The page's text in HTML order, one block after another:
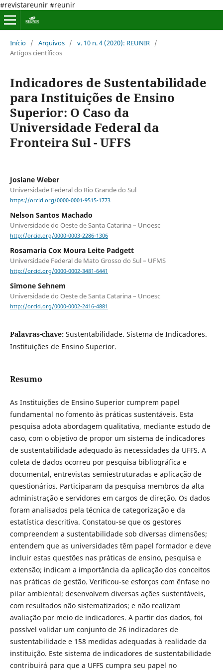
#revistareunir #reunir
Início / Arquivos / v. 10 n. 4 (2020): REUNIR /
Artigos científicos
Indicadores de Sustentabilidade
para Instituições de Ensino
Superior: O Caso da
Universidade Federal da
Fronteira Sul - UFFS
Josiane Weber
Universidade Federal do Rio Grande do Sul
https://orcid.org/0000-0001-9515-1773
Nelson Santos Machado
Universidade do Oeste de Santa Catarina – Unoesc
http://orcid.org/0000-0003-2286-1306
Rosamaria Cox Moura Leite Padgett
Universidade Federal de Mato Grosso do Sul – UFMS
http://orcid.org/0000-0002-3481-6441
Simone Sehnem
Universidade do Oeste de Santa Catarina – Unoesc
http://orcid.org/0000-0002-2416-4881
Palavras-chave: Sustentabilidade. Sistema de Indicadores.
Instituições de Ensino Superior.
Resumo
As Instituições de Ensino Superior cumprem papel
fundamental no fomento às práticas sustentáveis. Esta
pesquisa adota abordagem qualitativa, mediante estudo de
caso, com o objetivo de propor um sistema de indicadores
de sustentabilidade adequado às necessidades da UFFS. A
coleta de dados ocorreu por pesquisa bibliográfica e
documental, entrevistas semiestruturadas e aplicação de
questionários. Participaram da pesquisa membros da alta
administração e servidores em cargos de direção. Os dados
foram analisados pela técnica de categorização e da
estatística descritiva. Constatou-se que os gestores
compreendem a sustentabilidade sob diversas dimensões;
entendem que as universidades têm papel formador e deve
incluir estas questões nas práticas de ensino, pesquisa e
extensão; indicam a importância da aplicação dos conceitos
nas práticas de gestão. Verificou-se esforços com ênfase no
pilar ambiental; desenvolvem diversas ações sustentáveis,
com resultados não sistematizados; e não realizam
avaliação por meio de indicadores. A partir dos dados, foi
possível validar um conjunto de 26 indicadores de
sustentabilidade e 158 medidas adequadas à realidade da
instituição. Este sistema de indicadores de sustentabilidade
contribuirá para que a UFFS cumpra seu papel no